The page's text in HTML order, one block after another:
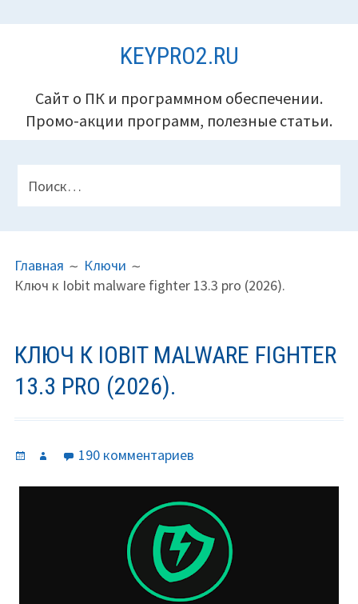
KEYPRO2.RU
Сайт о ПК и программном обеспечении.
Промо-акции программ, полезные статьи.
ВЕРХНЕГО
КОЛОНТИТУЛА
Найти:
НА
САЙТЕ
КРОШКИ)
Главная
Ключи
Ключ к Iobit malware fighter 13.3 pro (2026).
КЛЮЧ К IOBIT MALWARE FIGHTER
13.3 PRO (2026).
Опубликовано
Автор 190 комментариевк
к
Iobit
malware
fighter
13.3